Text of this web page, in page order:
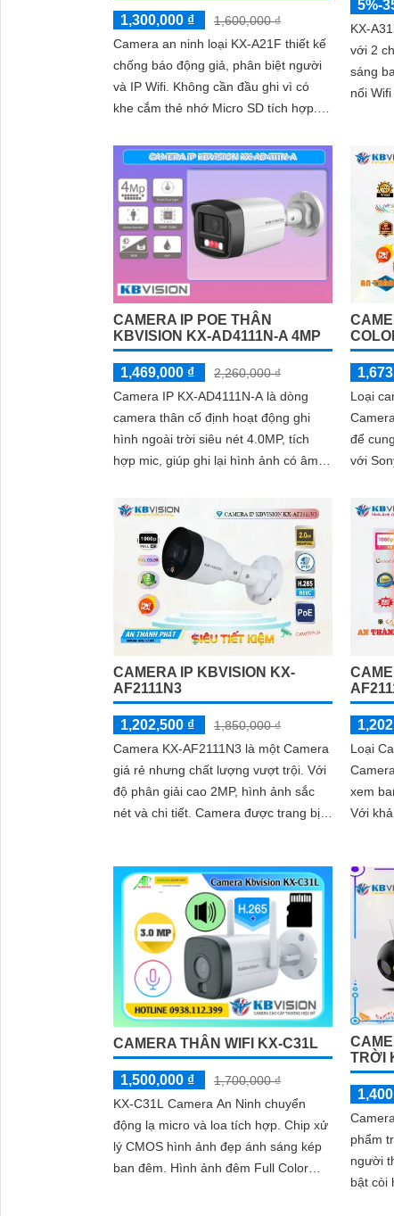
1,300,000 ₫
1,600,000 ₫
Camera an ninh loại KX-A21F thiết kế
chống báo động giả, phân biệt người
và IP Wifi. Không cần đầu ghi vì có
khe cắm thẻ nhớ Micro SD tích hợp.
5%-
KX-
với 2
sáng ban đêm.
nối
kèm
CAMERA IP POE THÂN
KBVISION KX-AD4111N-A 4MP
1,469,000 ₫
2,260,000 ₫
Camera IP KX-AD4111N-A là dòng
camera thân cố định hoạt động ghi
hình ngoài trời siêu nét 4.0MP, tích
hợp mic, giúp ghi lại hình ảnh có âm
Loại
để
với
cách...
CAMERA IP KBVISION KX-
AF2111N3
1,202,500 ₫
1,850,000 ₫
Camera KX-AF2111N3 là một Camera
giá rẻ nhưng chất lượng vượt trội. Với
độ phân giải cao 2MP, hình ảnh sắc
nét và chi tiết. Camera được trang bị
Loại
xem
Với
hình
CAMERA THÂN WIFI KX-C31L
1,500,000 ₫
1,700,000 ₫
KX-C31L Camera An Ninh chuyển
động lạ micro và loa tích hợp. Chip xử
lý CMOS hình ảnh đẹp ánh sáng kép
ban đêm. Hình ảnh đêm Full Color
TRỜI
phẩm
người
bật còi